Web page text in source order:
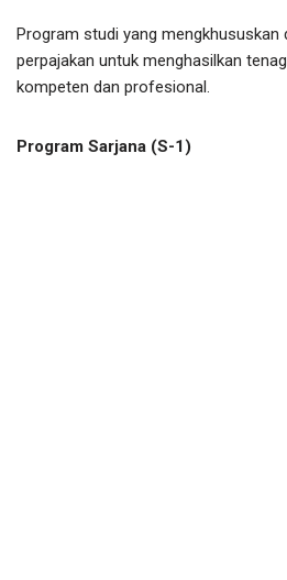
Program studi yang mengkhususkan
perpajakan untuk menghasilkan
kompeten dan profesional.
Program Sarjana (S-1)